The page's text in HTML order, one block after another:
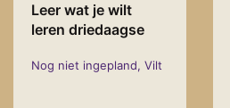
Leer wat je wilt
leren driedaagse
Nog niet ingepland, Vilt